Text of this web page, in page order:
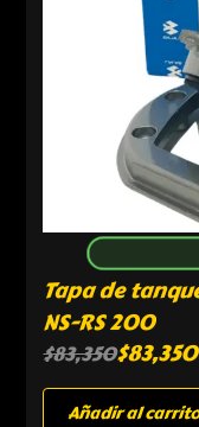
Tapa de
NS-RS 200
$83,350$83,350
Añadir al